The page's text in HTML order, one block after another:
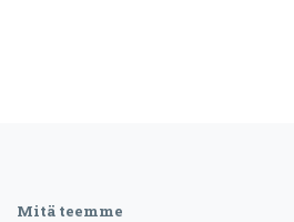
Mitä teemme